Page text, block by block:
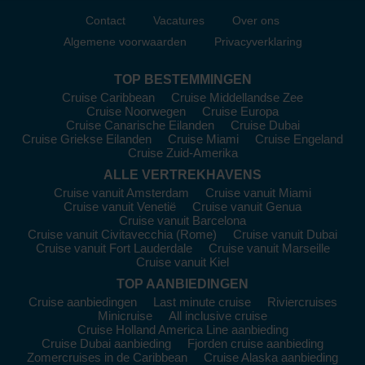
Boekingsadvies:Reserveer vroeg om de beste hutten en
Bestemmingen met A ROSA
MetA-ROSAvaar je door enkele van Europa’s mooiste
rivieren en landen. Tijdens de cruises kun je onder andere
Rijn:Vaar door het Ruhrgebied en bezoek steden zoals
Düsseldorf, Keulen en het culturele Amsterdam.
Donau:Ontdek Wenen, Boedapest en Belgrado terwijl je
geniet van adembenemende landschappen in Hongarije,
Moezel, Rhône en Saône: Geniet van wijngebieden,
pittoreske dorpjes en de rijke geschiedenis van deze regio’s.
Bijzondere kenmerken van A ROSA
Contact Vacatures
Over ons
Algemene voorwaarden
Privacyverklaring
TOP BESTEMMINGEN
Cruise Caribbean
Cruise Middellandse Zee
Cruise Noorwegen
Cruise Europa
Cruise Canarische Eilanden
Cruise Dubai
Cruise Griekse Eilanden
Cruise Miami
Cruise Engeland
Cruise Zuid-Amerika
ALLE VERTREKHAVENS
Cruise vanuit Amsterdam
Cruise vanuit Miami
Cruise vanuit Venetië
Cruise vanuit Genua
Cruise vanuit Barcelona
Cruise vanuit Civitavecchia (Rome)
Cruise vanuit Dubai
Cruise vanuit Fort Lauderdale
Cruise vanuit Marseille
Cruise vanuit Kiel
TOP AANBIEDINGEN
Cruise aanbiedingen
Last minute cruise
Riviercruises
Minicruise
All inclusive cruise
Cruise Holland America Line aanbieding
Cruise Dubai aanbieding
Fjorden cruise aanbieding
Zomercruises in de Caribbean
Cruise Alaska aanbieding